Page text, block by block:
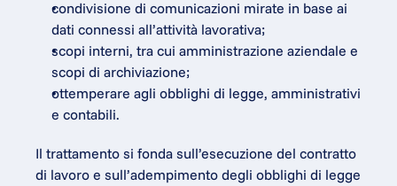
condivisione di comunicazioni mirate in base ai
dati connessi all’attività lavorativa;
scopi interni, tra cui amministrazione aziendale e
scopi di archiviazione;
ottemperare agli obblighi di legge, amministrativi
e contabili.
Il trattamento si fonda sull’esecuzione del contratto
di lavoro e sull’adempimento degli obblighi di legge